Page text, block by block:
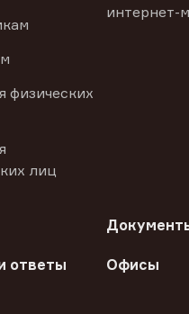
физических
лиц
интернет-
ответы Офисы